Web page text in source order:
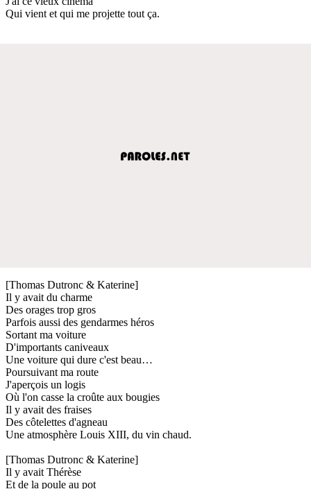
Qui vient et qui me projette tout ça.
[Thomas Dutronc & Katerine]
Il y avait du charme
Des orages trop gros
Parfois aussi des gendarmes héros
Sortant ma voiture
D'importants caniveaux
Une voiture qui dure c'est beau…
Poursuivant ma route
J'aperçois un logis
Où l'on casse la croûte aux bougies
Il y avait des fraises
Des côtelettes d'agneau
Une atmosphère Louis XIII, du vin chaud.
[Thomas Dutronc & Katerine]
Il y avait Thérèse
Et de la poule au pot